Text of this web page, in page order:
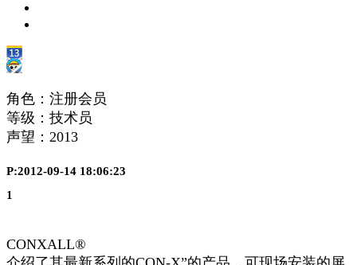
角色：注册会员
等级：技术员
声望： 2013
P:2012-09-14 18:06:23
1
CONXALL®